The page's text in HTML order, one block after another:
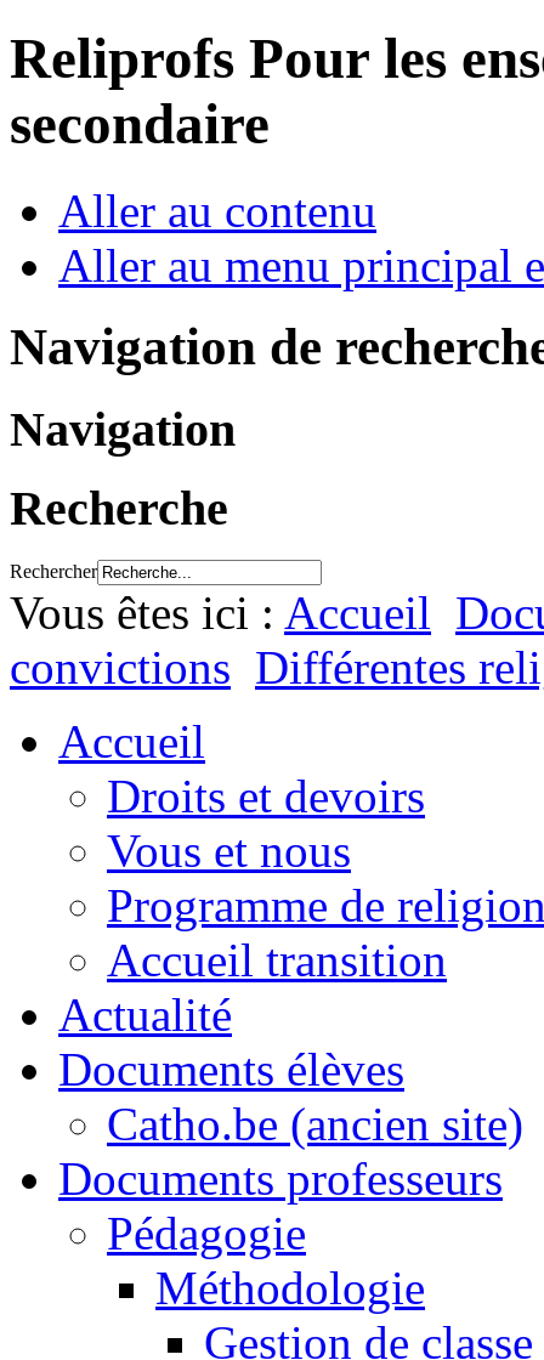
Reliprofs Pour les
secondaire
Aller au contenu
Aller au menu principal
Navigation de
Navigation
Recherche
Rechercher
Vous êtes ici : Accueil
convictions Différentes
Accueil
Droits et devoirs
Vous et nous
Programme de
Accueil transition
Actualité
Documents élèves
Catho.be (ancien site)
Documents professeurs
Pédagogie
Méthodologie
Gestion de classe